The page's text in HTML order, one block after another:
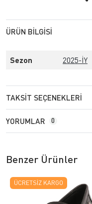
ÜRÜN BILGISI
Sezon 2025-İY
TAKSIT SEÇENEKLERI
YORUMLAR 0
Benzer Ürünler
ÜCRETSIZ KARGO